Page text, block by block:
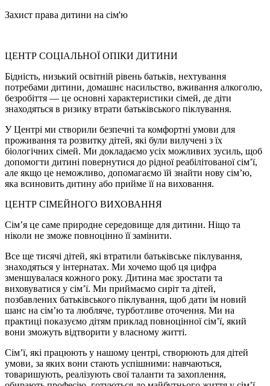
Захист права дитини на сім'ю
ЦЕНТР СОЦІАЛЬНОЇ ОПІКИ ДИТИНИ
Бідність, низький освітній рівень батьків, нехтування
потребами дитини, домашнє насильство, вживання алкоголю,
безробіття — це основні характеристики сімей, де діти
знаходяться в ризику втрати батьківського піклування.
У Центрі ми створили безпечні та комфортні умови для
проживання та розвитку дітей, які були вилучені з їх
біологічних сімей. Ми докладаємо усіх можливих зусиль, щоб
допомогти дитині повернутися до рідної реабілітованої сім’ї,
але якщо це неможливо, допомагаємо їй знайти нову сім’ю,
яка всиновить дитину або прийме її на виховання.
ЦЕНТР СІМЕЙНОГО ВИХОВАННЯ
Сім’я це саме природне середовище для дитини. Ніщо та
ніколи не зможе повноцінно її замінити.
Все ще тисячі дітей, які втратили батьківське піклування,
знаходяться у інтернатах. Ми хочемо щоб ця цифра
зменшувалася кожного року. Дитина має зростати та
виховуватися у сім’ї. Ми приймаємо сиріт та дітей,
позбавлених батьківського піклування, щоб дати їм новий
шанс на сім’ю та любляче, турботливе оточення. Ми на
практиці показуємо дітям приклад повноцінної сім’ї, який
вони зможуть відтворити у власному житті.
Сім’ї, які працюють у нашому центрі, створюють для дітей
умови, за яких вони стають успішними: навчаються,
товаришують, реалізують свої таланти та захоплення,